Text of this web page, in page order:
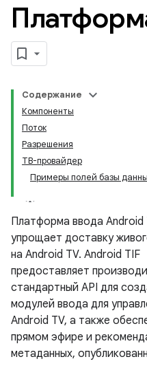
Содержание
Компоненты
Поток
Разрешения
ТВ-провайдер
Примеры полей базы
Платформа ввода Android
упрощает доставку
на Android TV. Android TIF
предоставляет
стандартный API для
модулей ввода для
Android TV, а также
прямом эфире и
метаданных,